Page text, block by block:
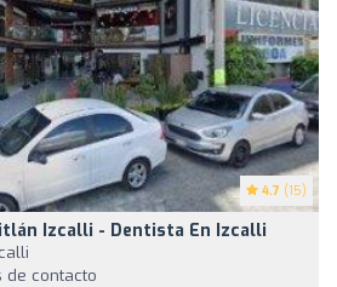
4.7 (15)
Izcalli - Dentista En Izcalli
de contacto